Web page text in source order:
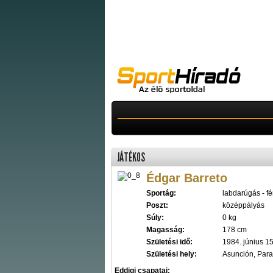
JÁTÉKOS
Édgar Barreto
Sportág:
labdarúgás -
Poszt:
középpályás
Súly:
0 kg
Magasság:
178 cm
Születési idő:
1984. június
Születési hely:
Asunción,
Eddigi csapatai: